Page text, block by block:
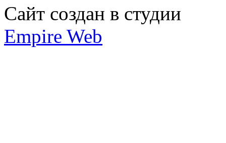
Сайт создан в студии
Empire Web